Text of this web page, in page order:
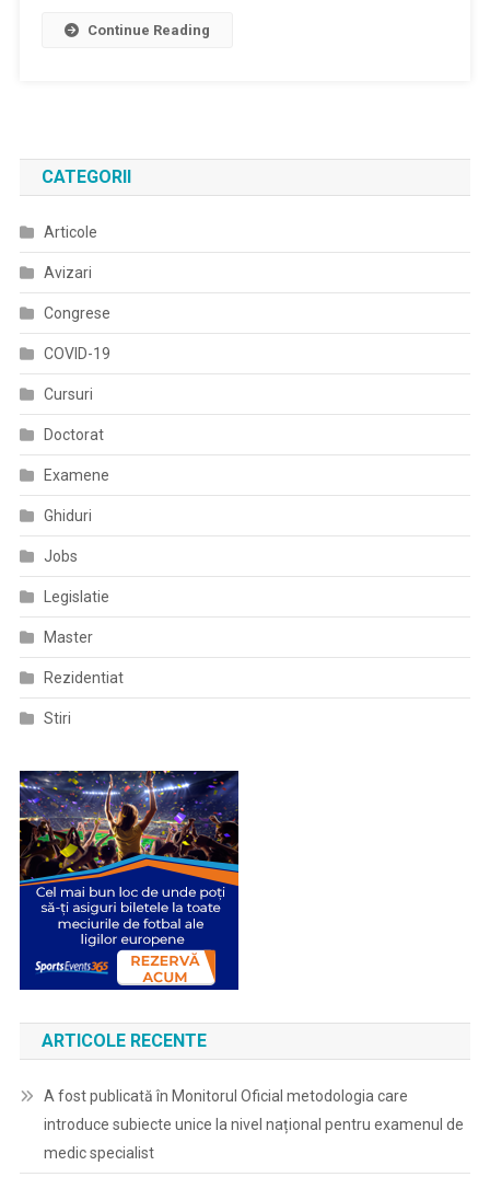
Recomandări
A
Vederea
19
Continue Reading
CATEGORII
Articole
Avizari
Congrese
COVID-19
Cursuri
Doctorat
Examene
Ghiduri
Jobs
Legislatie
Master
Rezidentiat
Stiri
ARTICOLE RECENTE
A fost publicată în Monitorul Oficial metodologia care
introduce subiecte unice la nivel național pentru examenul de
medic specialist